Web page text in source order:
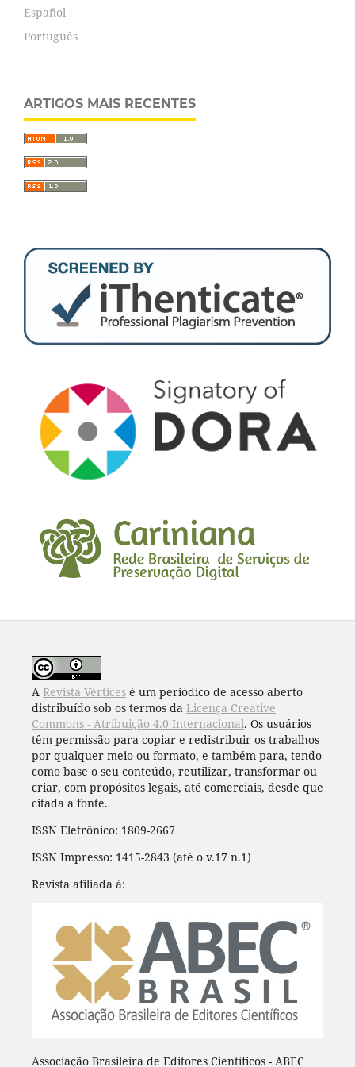
Español
Português
ARTIGOS MAIS RECENTES
A Revista Vérticesé um periódico de acesso aberto
distribuído sob os termos da Licença Creative
Commons - Atribuição 4.0 Internacional. Os usuários
têm permissão para copiar e redistribuir os trabalhos
por qualquer meio ou formato, e também para, tendo
como base o seu conteúdo, reutilizar, transformar ou
criar, com propósitos legais, até comerciais, desde que
citada a fonte.
ISSN Eletrônico: 1809-2667
ISSN Impresso: 1415-2843 (até o v.17 n.1)
Revista afiliada à:
Associação Brasileira de Editores Científicos - ABEC